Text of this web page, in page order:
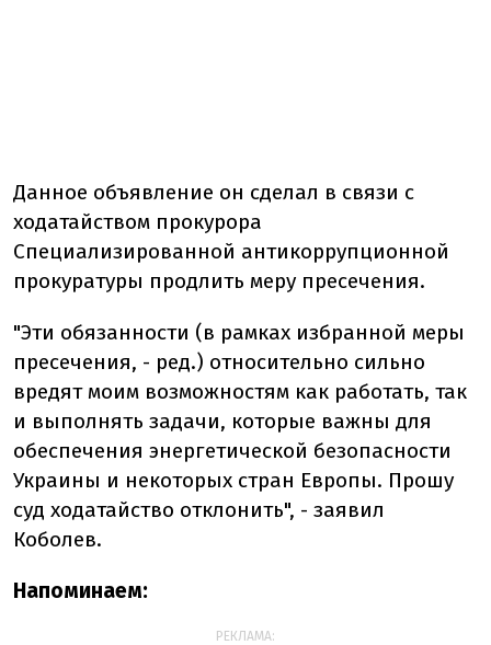
Данное объявление он сделал в связи с
ходатайством прокурора
Специализированной антикоррупционной
прокуратуры продлить меру пресечения.
"Эти обязанности (в рамках избранной меры
пресечения, - ред.) относительно сильно
вредят моим возможностям как работать, так
и выполнять задачи, которые важны для
обеспечения энергетической безопасности
Украины и некоторых стран Европы. Прошу
суд ходатайство отклонить", - заявил
Коболев.
Напоминаем:
РЕКЛАМА: